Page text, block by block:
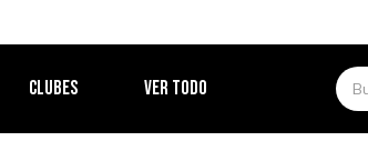
CLUBES VER TODO